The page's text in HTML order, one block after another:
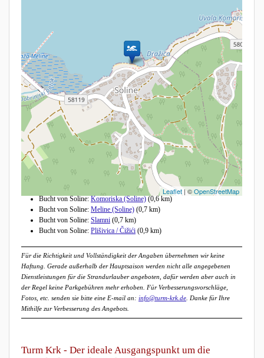
Leaflet | ©OpenStreetMap
Andere Strände in der Nähe
Bucht von Soline: Komoriska (Soline) (0,6 km)
Bucht von Soline: Meline (Soline) (0,7 km)
Bucht von Soline: Slamni (0,7 km)
Bucht von Soline: Plišivica / Čižići (0,9 km)
Für die Richtigkeit und Vollständigkeit der Angaben übernehmen wir keine
Haftung. Gerade außerhalb der Hauptsaison werden nicht alle angegebenen
Dienstleistungen für die Strandurlauber angeboten, dafür werden aber auch in
der Regel keine Parkgebühren mehr erhoben. Für Verbesserungsvorschläge,
Fotos, etc. senden sie bitte eine E-mail an: info@turm-krk.de . Danke für Ihre
Mithilfe zur Verbesserung des Angebots.
Turm Krk - Der ideale Ausgangspunkt um die